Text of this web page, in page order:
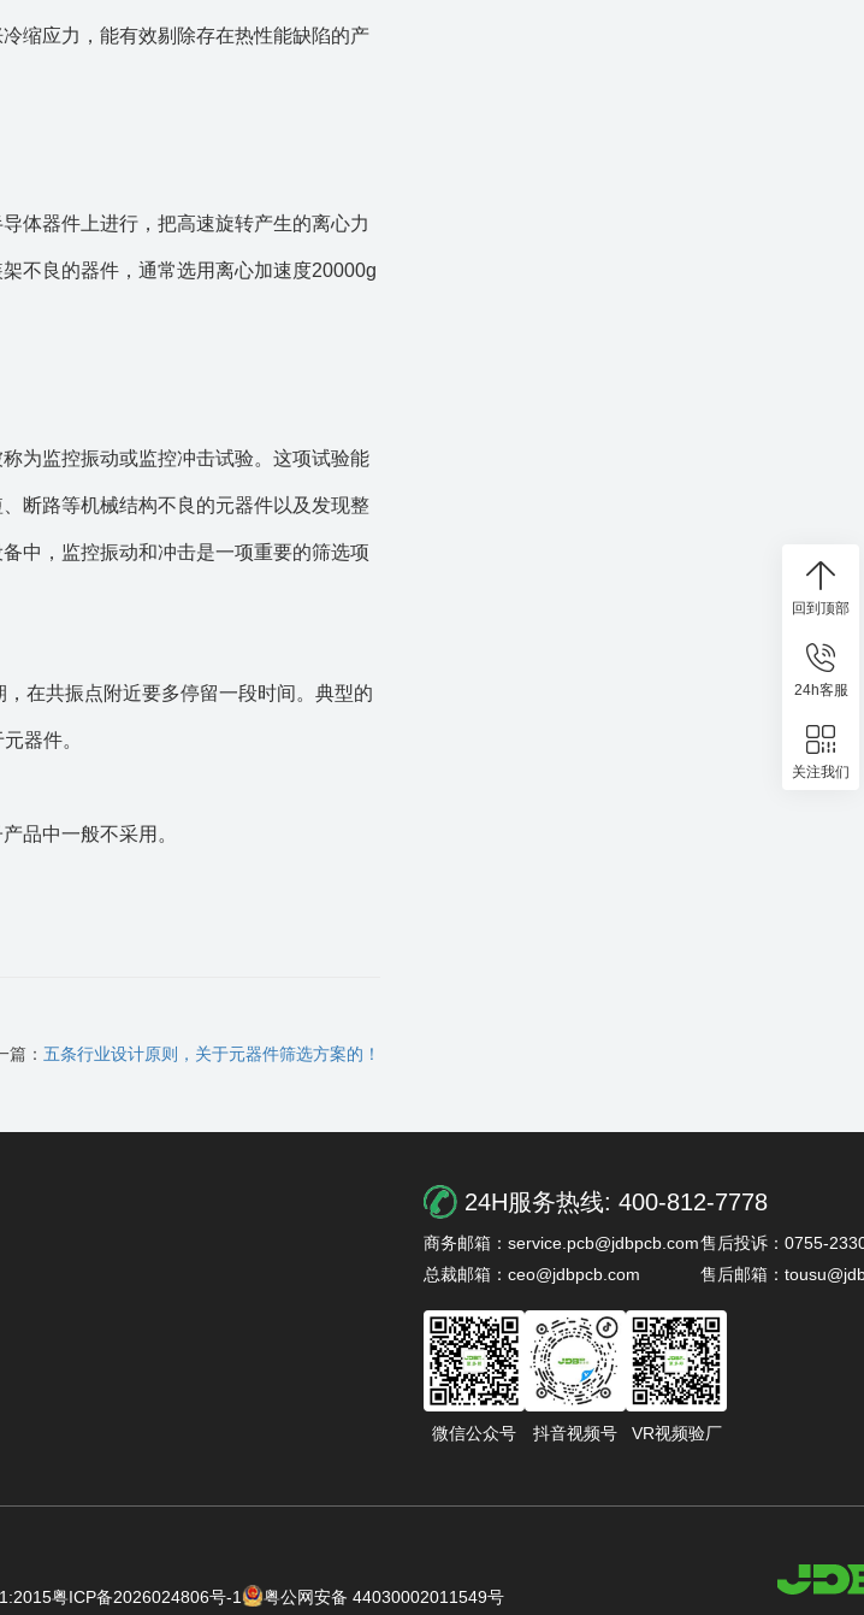
缩应力，能有效剔除存在热性能缺陷的产
体器件上进行，把高速旋转产生的离心力
不良的器件，通常选用离心加速度20000g
为监控振动或监控冲击试验。这项试验能
断路等机械结构不良的元器件以及发现整
中，监控振动和冲击是一项重要的筛选项
在共振点附近要多停留一段时间。典型的
器件。
品中一般不采用。
篇： 五条行业设计原则，关于元器件筛选方案的！
24H服务热线: 400-812-7778
商务邮箱：service.pcb@jdbpcb.com售后投诉：0755-
总裁邮箱：ceo@jdbpcb.com
售后邮箱：
微信公众号 抖音视频号 VR视频验厂
粤ICP备2026024806号-1 粤公网安备 44030002011549号
回到顶部
24h客服
关注我们